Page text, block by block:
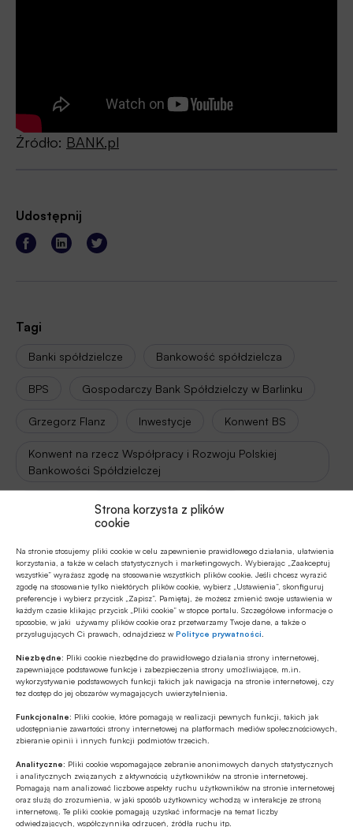
Strona korzysta z plików
cookie
Na stronie stosujemy pliki cookie w celu zapewnienie prawidłowego działania, ułatwienia
korzystania, a także w celach statystycznych i marketingowych. Wybierając „Zaakceptuj
wszystkie” wyrażasz zgodę na stosowanie wszystkich plików cookie. Jeśli chcesz wyrazić
zgodę na stosowanie tylko niektórych plików cookie, wybierz „Ustawienia”, skonfiguruj
preferencje i wybierz przycisk „Zapisz”. Pamiętaj, że możesz zmienić swoje ustawienia w
każdym czasie klikając przycisk „Pliki cookie” w stopce portalu. Szczegółowe informacje o
sposobie, w jaki używamy plików cookie oraz przetwarzamy Twoje dane, a także o
przysługujących Ci prawach, odnajdziesz wPolityce prywatności
Niezbędne: Pliki cookie niezbędne do prawidłowego działania strony internetowej,
zapewniające podstawowe funkcje i zabezpieczenia strony umożliwiające, m.in.
wykorzystywanie podstawowych funkcji takich jak nawigacja na stronie internetowej, czy
tez dostęp do jej obszarów wymagających uwierzytelnienia.
Funkcjonalne: Pliki cookie, które pomagają w realizacji pewnych funkcji, takich jak
udostępnianie zawartości strony internetowej na platformach mediów społecznościowych,
zbieranie opinii i innych funkcji podmiotów trzecich.
Analityczne: Pliki cookie wspomagające zebranie anonimowych danych statystycznych
i analitycznych związanych z aktywnością użytkowników na stronie internetowej.
Pomagają nam analizować liczbowe aspekty ruchu użytkowników na stronie internetowej
oraz służą do zrozumienia, w jaki sposób użytkownicy wchodzą w interakcje ze stroną
internetową. Te pliki cookie pomagają uzyskać informacje na temat liczby
odwiedzających, współczynnika odrzuceń, źródła ruchu itp.
Źródło: BANK.pl
Udostępnij
Tagi
Banki spółdzielcze Bankowość spółdzielcza
BPS Gospodarczy Bank Spółdzielczy w Barlinku
Grzegorz Flanz Inwestycje Konwent BS
Konwent na rzecz Współpracy i Rozwoju Polskiej
Bankowości Spółdzielczej
Łukasz Bogusz MSP
Autor
Robert Lidke
Źródło
Polecamy